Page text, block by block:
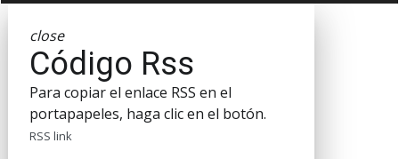
close
Código Rss
Para copiar el enlace RSS en el
portapapeles, haga clic en el botón.
RSS link